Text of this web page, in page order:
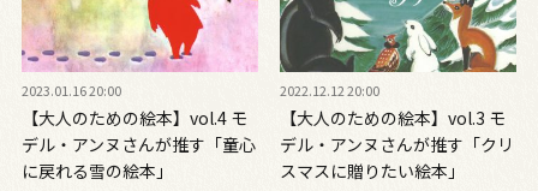
2023.01.16 20:00
【大人のための絵本】vol.4 モ
デル・アンヌさんが推す「童心
に戻れる雪の絵本」
2022.12.12 20:00
【大人のための絵本】vol.3 モ
デル・アンヌさんが推す「クリ
スマスに贈りたい絵本」